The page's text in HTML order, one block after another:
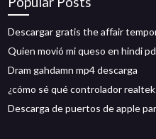
Descargar gratis the affair
Quien movió mi queso en hindi
Dram gahdamn mp4 descarga
¿cómo sé qué controlador realtek
Descarga de puertos de apple